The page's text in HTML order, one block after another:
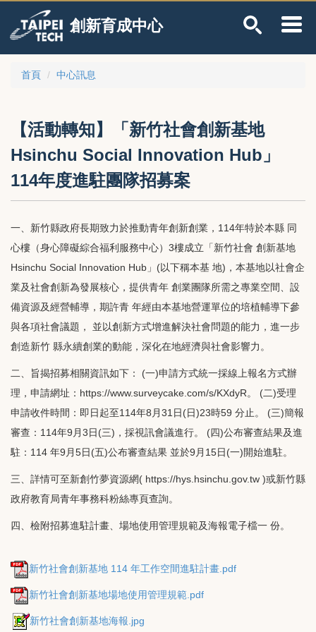
主
要
創新育成中心
首頁 中心訊息
【活動轉知】「新竹社會創新基地
Hsinchu Social Innovation Hub」
114年度進駐團隊招募案
一、新竹縣政府長期致力於推動青年創新創業，114年特於本縣 同
心樓（身心障礙綜合福利服務中心）3樓成立「新竹社會 創新基地
Hsinchu Social Innovation Hub」(以下稱本基 地)，本基地以社會企
業及社會創新為發展核心，提供青年 創業團隊所需之專業空間、設
備資源及經營輔導，期許青 年經由本基地營運單位的培植輔導下參
與各項社會議題， 並以創新方式增進解決社會問題的能力，進一步
創造新竹 縣永續創業的動能，深化在地經濟與社會影響力。
二、旨揭招募相關資訊如下： (一)申請方式統一採線上報名方式辦
理，申請網址：https://www.surveycake.com/s/KXdyR。 (二)受理
申請收件時間：即日起至114年8月31日(日)23時59 分止。 (三)簡報
審查：114年9月3日(三)，採視訊會議進行。 (四)公布審查結果及進
駐：114 年9月5日(五)公布審查結果 並於9月15日(一)開始進駐。
三、詳情可至新創竹夢資源網( https://hys.hsinchu.gov.tw )或新竹縣
政府教育局青年事務科粉絲專頁查詢。
四、檢附招募進駐計畫、場地使用管理規範及海報電子檔一 份。
新竹社會創新基地 114 年工作空間進駐計畫.pdf
新竹社會創新基地場地使用管理規範.pdf
新竹社會創新基地海報.jpg